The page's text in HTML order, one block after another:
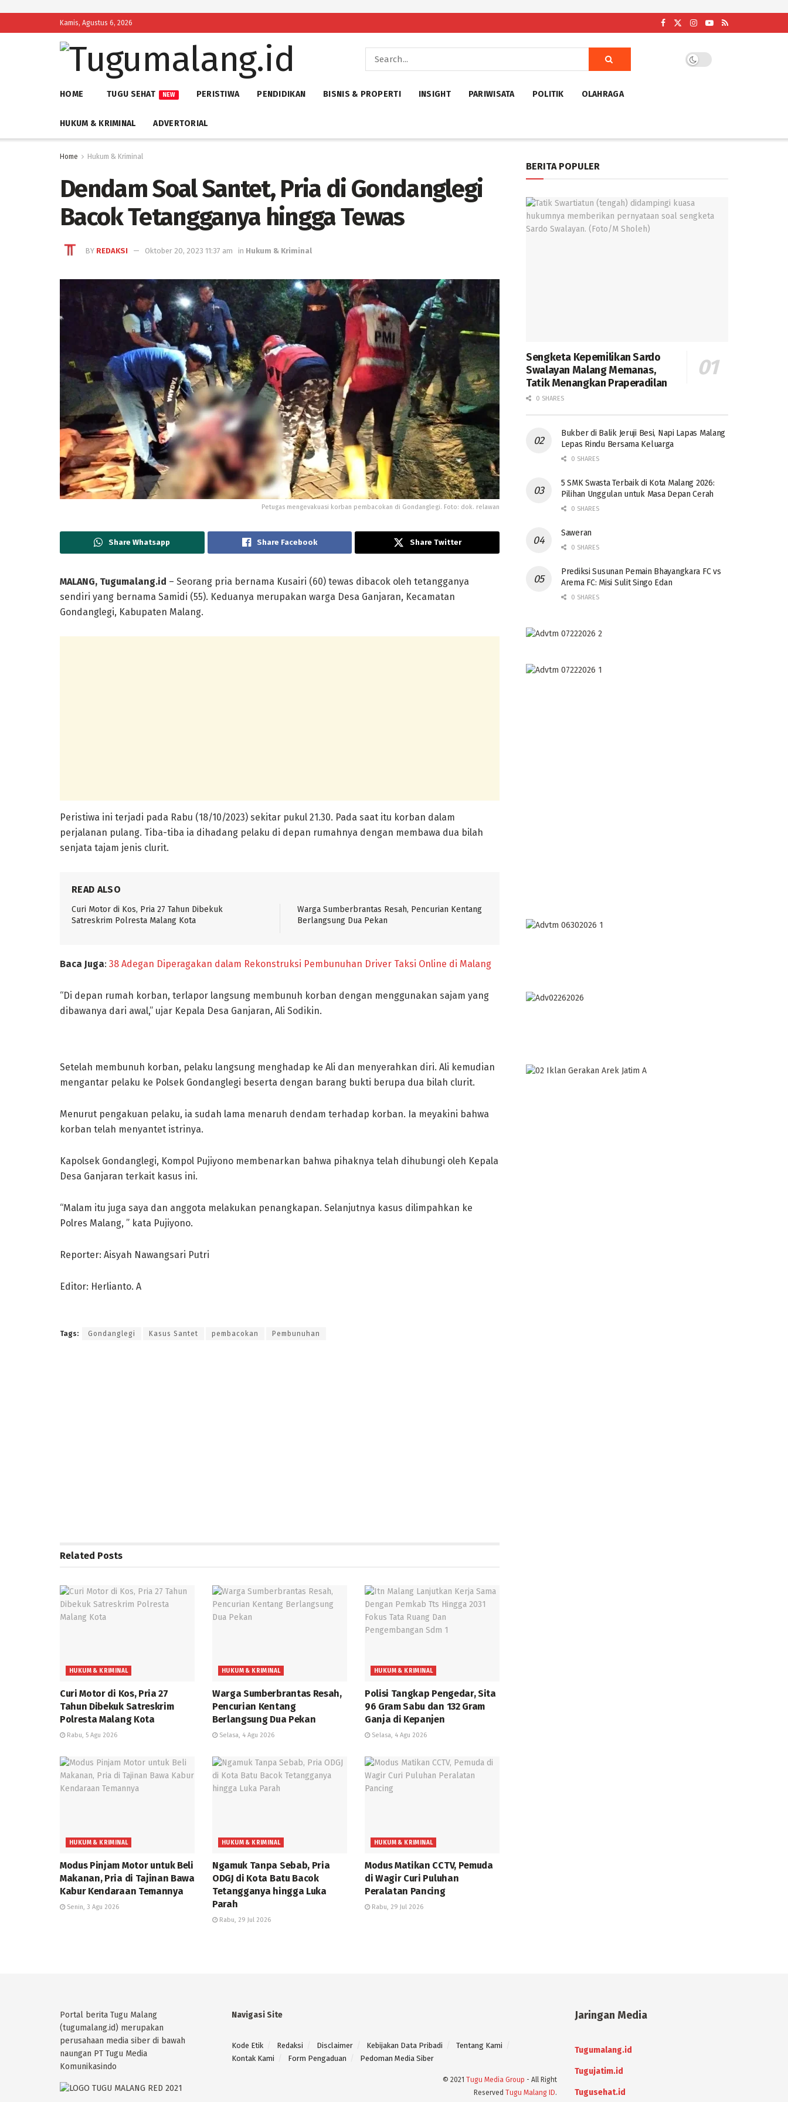
Kamis, Agustus 6, 2026
HOME TUGU SEHAT NEW PERISTIWA PENDIDIKAN BISNIS & PROPERTI INSIGHT PARIWISATA POLITIK OLAHRAGA
HUKUM & KRIMINAL ADVERTORIAL
Home Hukum & Kriminal
Dendam Soal Santet, Pria di Gondanglegi
Bacok Tetangganya hingga Tewas
BY REDAKSI Oktober 20, 2023 11:37 am in Hukum & Kriminal
Petugas mengevakuasi korban pembacokan di Gondanglegi. Foto: dok. relawan
Share Whatsapp Share Facebook Share Twitter
MALANG, Tugumalang.id – Seorang pria bernama Kusairi (60) tewas dibacok oleh tetangganya
sendiri yang bernama Samidi (55). Keduanya merupakan warga Desa Ganjaran, Kecamatan
Gondanglegi, Kabupaten Malang.
Peristiwa ini terjadi pada Rabu (18/10/2023) sekitar pukul 21.30. Pada saat itu korban dalam
perjalanan pulang. Tiba-tiba ia dihadang pelaku di depan rumahnya dengan membawa dua bilah
senjata tajam jenis clurit.
READ ALSO
Curi Motor di Kos, Pria 27 Tahun Dibekuk
Satreskrim Polresta Malang Kota
Warga Sumberbrantas Resah, Pencurian Kentang
Berlangsung Dua Pekan
Baca Juga: 38 Adegan Diperagakan dalam Rekonstruksi Pembunuhan Driver Taksi Online di Malang
“Di depan rumah korban, terlapor langsung membunuh korban dengan menggunakan sajam yang
dibawanya dari awal,” ujar Kepala Desa Ganjaran, Ali Sodikin.
Setelah membunuh korban, pelaku langsung menghadap ke Ali dan menyerahkan diri. Ali kemudian
mengantar pelaku ke Polsek Gondanglegi beserta dengan barang bukti berupa dua bilah clurit.
Menurut pengakuan pelaku, ia sudah lama menaruh dendam terhadap korban. Ia meyakini bahwa
korban telah menyantet istrinya.
Kapolsek Gondanglegi, Kompol Pujiyono membenarkan bahwa pihaknya telah dihubungi oleh Kepala
Desa Ganjaran terkait kasus ini.
“Malam itu juga saya dan anggota melakukan penangkapan. Selanjutnya kasus dilimpahkan ke
Polres Malang, ” kata Pujiyono.
Reporter: Aisyah Nawangsari Putri
Editor: Herlianto. A
Tags: Gondanglegi Kasus Santet pembacokan Pembunuhan
Related Posts
HUKUM & KRIMINAL
Curi Motor di Kos, Pria 27
Tahun Dibekuk Satreskrim
Polresta Malang Kota
Rabu, 5 Agu 2026
HUKUM & KRIMINAL
Warga Sumberbrantas Resah,
Pencurian Kentang
Berlangsung Dua Pekan
Selasa, 4 Agu 2026
HUKUM & KRIMINAL
Polisi Tangkap Pengedar, Sita
96 Gram Sabu dan 132 Gram
Ganja di Kepanjen
Selasa, 4 Agu 2026
HUKUM & KRIMINAL
Modus Pinjam Motor untuk Beli
Makanan, Pria di Tajinan Bawa
Kabur Kendaraan Temannya
Senin, 3 Agu 2026
HUKUM & KRIMINAL
Ngamuk Tanpa Sebab, Pria
ODGJ di Kota Batu Bacok
Tetangganya hingga Luka
Parah
Rabu, 29 Jul 2026
HUKUM & KRIMINAL
Modus Matikan CCTV, Pemuda
di Wagir Curi Puluhan
Peralatan Pancing
Rabu, 29 Jul 2026
BERITA POPULER
Sengketa Kepemilikan Sardo
Swalayan Malang Memanas,
Tatik Menangkan Praperadilan
0 SHARES
Bukber di Balik Jeruji Besi, Napi Lapas Malang
Lepas Rindu Bersama Keluarga
0 SHARES
5 SMK Swasta Terbaik di Kota Malang 2026:
Pilihan Unggulan untuk Masa Depan Cerah
0 SHARES
Saweran
0 SHARES
Prediksi Susunan Pemain Bhayangkara FC vs
Arema FC: Misi Sulit Singo Edan
0 SHARES
Portal berita Tugu Malang
(tugumalang.id) merupakan
perusahaan media siber di bawah
naungan PT Tugu Media
Komunikasindo
Navigasi Site
Kode Etik Redaksi Disclaimer Kebijakan Data Pribadi
Tentang Kami
Kontak Kami
Form Pengaduan Pedoman Media Siber
© 2021 Tugu Media Group - All Right
Reserved Tugu Malang ID.
Jaringan Media
Tugumalang.id
Tugujatim.id
Tugusehat.id